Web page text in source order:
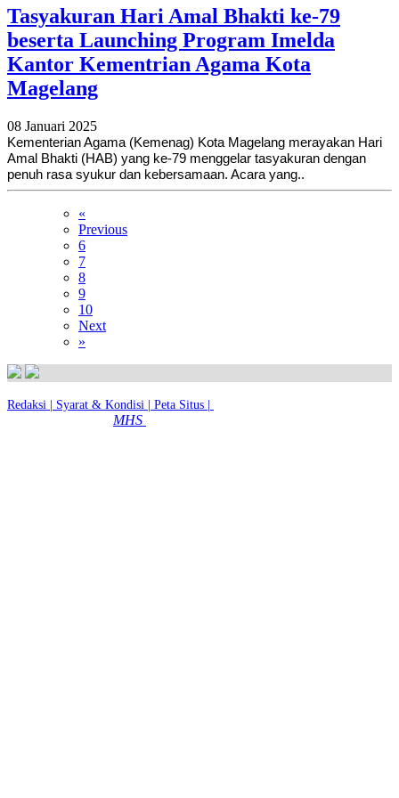
Tasyakuran Hari Amal Bhakti ke-79
beserta Launching Program Imelda
Kantor Kementrian Agama Kota
Magelang
08 Januari 2025
Kementerian Agama (Kemenag) Kota Magelang merayakan Hari
Amal Bhakti (HAB) yang ke-79 menggelar tasyakuran dengan
penuh rasa syukur dan kebersamaan. Acara yang..
«
Previous
6
7
8
9
10
Next
»
Redaksi | Syarat & Kondisi | Peta Situs |
MHS